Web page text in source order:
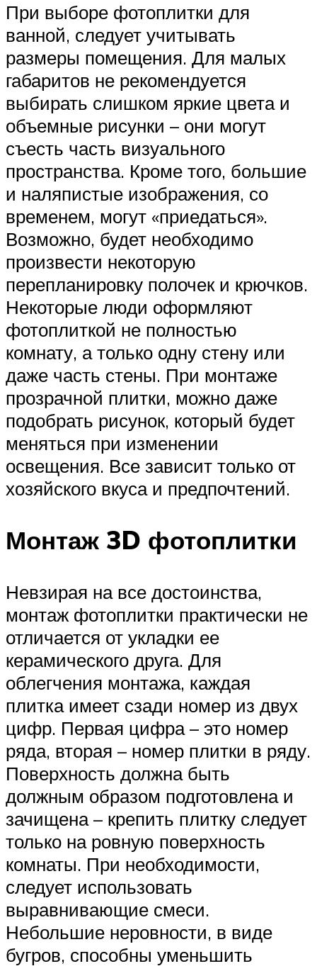
При выборе фотоплитки для
ванной, следует учитывать
размеры помещения. Для малых
габаритов не рекомендуется
выбирать слишком яркие цвета и
объемные рисунки – они могут
съесть часть визуального
пространства. Кроме того, большие
и наляпистые изображения, со
временем, могут «приедаться».
Возможно, будет необходимо
произвести некоторую
перепланировку полочек и крючков.
Некоторые люди оформляют
фотоплиткой не полностью
комнату, а только одну стену или
даже часть стены. При монтаже
прозрачной плитки, можно даже
подобрать рисунок, который будет
меняться при изменении
освещения. Все зависит только от
хозяйского вкуса и предпочтений.
Монтаж 3D фотоплитки
Невзирая на все достоинства,
монтаж фотоплитки практически не
отличается от укладки ее
керамического друга. Для
облегчения монтажа, каждая
плитка имеет сзади номер из двух
цифр. Первая цифра – это номер
ряда, вторая – номер плитки в ряду.
Поверхность должна быть
должным образом подготовлена и
зачищена – крепить плитку следует
только на ровную поверхность
комнаты. При необходимости,
следует использовать
выравнивающие смеси.
Небольшие неровности, в виде
бугров, способны уменьшить